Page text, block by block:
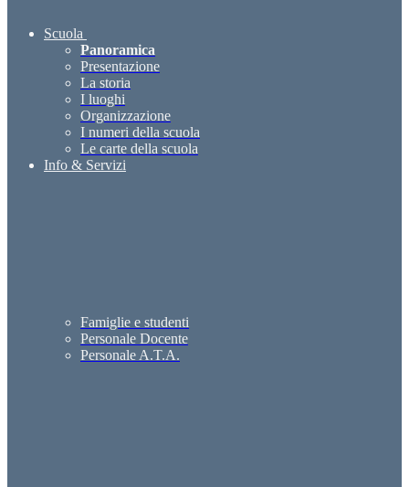
Scuola
Panoramica
Presentazione
La storia
I luoghi
Organizzazione
I numeri della scuola
Le carte della scuola
Info & Servizi
Famiglie e studenti
Personale Docente
Personale A.T.A.